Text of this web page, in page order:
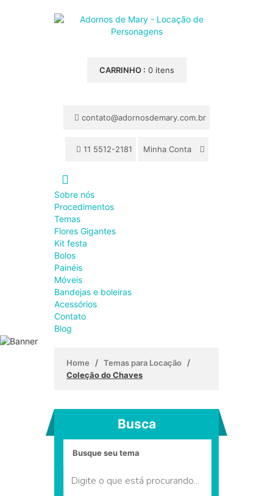
CARRINHO : 0 itens
contato@adornosdemary.com.br
11 5512-2181 Minha Conta
Sobre nós
Procedimentos
Temas
Flores Gigantes
Kit festa
Bolos
Painéis
Móveis
Bandejas e boleiras
Acessórios
Contato
Blog
Home / Temas para Locação /
Coleção do Chaves
Busca